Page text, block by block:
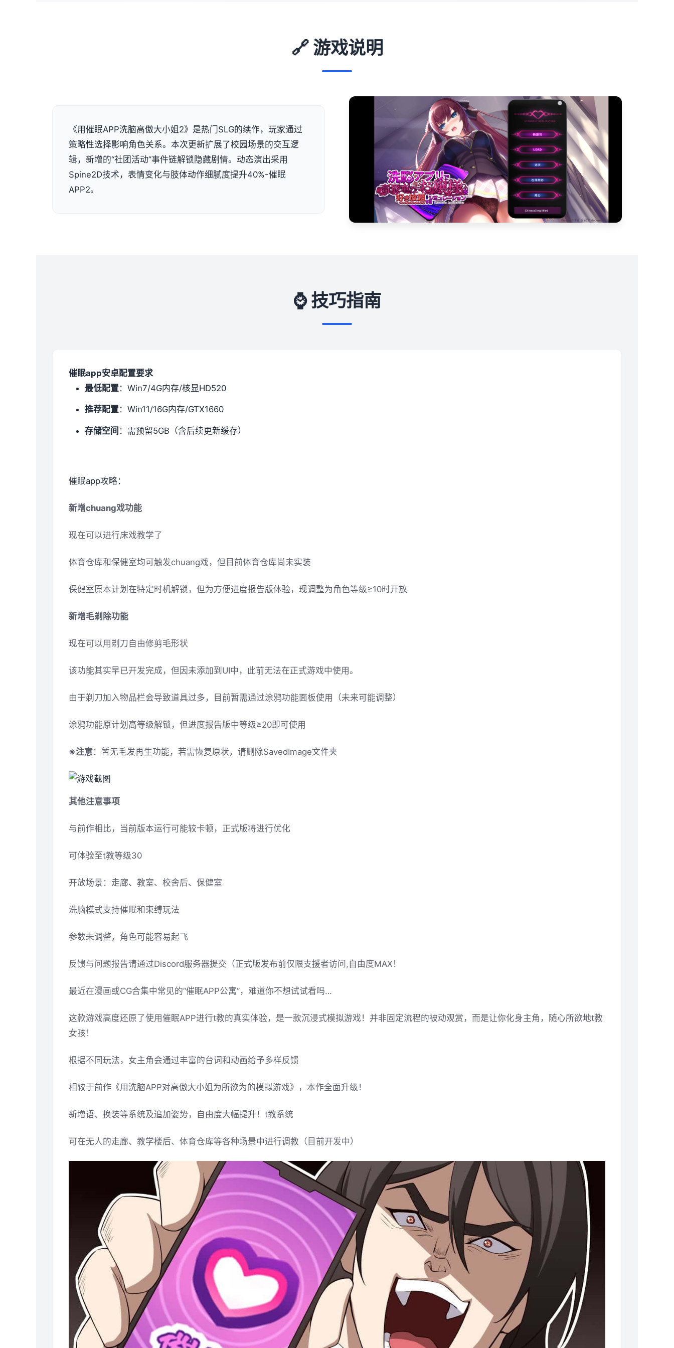
🔗 游戏说明
《用催眠APP洗脑高傲大小姐2》是热门SLG的续作，玩家通过
策略性选择影响角色关系。本次更新扩展了校园场景的交互逻
辑，新增的“社团活动”事件链解锁隐藏剧情。动态演出采用
Spine2D技术，表情变化与肢体动作细腻度提升40%-催眠
APP2。
⌚ 技巧指南
催眠app安卓配置要求
​最低配置​​：Win7/4G内存/核显HD520
​推荐配置​​：Win11/16G内存/GTX1660
​存储空间​ ​：需预留5GB（含后续更新缓存）
催眠app攻略：
新增chuang戏功能
现在可以进行床戏教学了
体育仓库和保健室均可触发chuang戏，但目前体育仓库尚未实装
保健室原本计划在特定时机解锁，但为方便进度报告版体验，现调整为角色等级≥10时开放
新增毛剃除功能
现在可以用剃刀自由修剪毛形状
该功能其实早已开发完成，但因未添加到UI中，此前无法在正式游戏中使用。
由于剃刀加入物品栏会导致道具过多，目前暂需通过涂鸦功能面板使用（未来可能调整）
涂鸦功能原计划高等级解锁，但进度报告版中等级≥20即可使用
※注意：暂无毛发再生功能，若需恢复原状，请删除SavedImage文件夹
其他注意事项
与前作相比，当前版本运行可能较卡顿，正式版将进行优化
可体验至t教等级30
开放场景：走廊、教室、校舍后、保健室
洗脑模式支持催眠和束缚玩法
参数未调整，角色可能容易起飞
反馈与问题报告请通过Discord服务器提交（正式版发布前仅限支援者访问,自由度MAX！
最近在漫画或CG合集中常见的“催眠APP公寓”，难道你不想试试看吗…
这款游戏高度还原了使用催眠APP进行t教的真实体验，是一款沉浸式模拟游戏！并非固定流程的被动观赏，而是让你化身主角，随心所欲地t教
女孩！
根据不同玩法，女主角会通过丰富的台词和动画给予多样反馈
相较于前作《用洗脑APP对高傲大小姐为所欲为的模拟游戏》，本作全面升级！
新增语、换装等系统及追加姿势，自由度大幅提升！t教系统
可在无人的走廊、教学楼后、体育仓库等各种场景中进行调教（目前开发中）